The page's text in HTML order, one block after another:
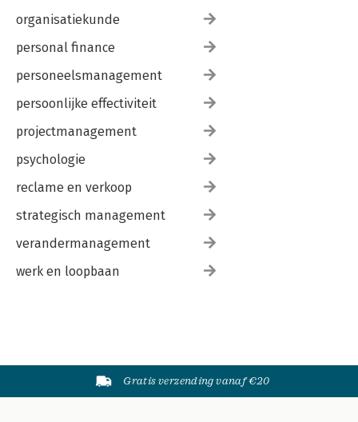
organisatiekunde
personal finance
personeelsmanagement
persoonlijke effectiviteit
projectmanagement
psychologie
reclame en verkoop
strategisch management
verandermanagement
werk en loopbaan
Gratis verzending vanaf €20